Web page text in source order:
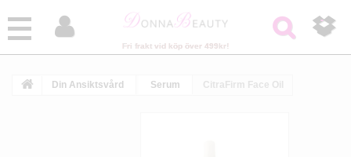
Din Ansiktsvård Serum CitraFirm Face Oil
Fri frakt vid köp över 499kr!
 
